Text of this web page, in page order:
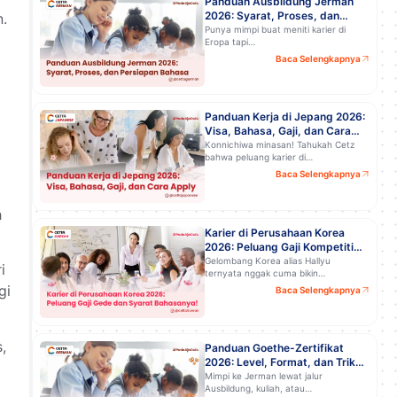
2026: Syarat, Proses, dan
Persiapan Bahasa Biar Lolos!
Punya mimpi buat meniti karier di
Eropa tapi…
Baca Selengkapnya
Panduan Kerja di Jepang 2026:
Visa, Bahasa, Gaji, dan Cara
Apply
Konnichiwa minasan! Tahukah Cetz
bahwa peluang karier di…
Baca Selengkapnya
Karier di Perusahaan Korea
2026: Peluang Gaji Kompetitif
dan Syarat Bahasanya!
Gelombang Korea alias Hallyu
ternyata nggak cuma bikin…
Baca Selengkapnya
Panduan Goethe-Zertifikat
2026: Level, Format, dan Trik
Lulus Ujiannya!
Mimpi ke Jerman lewat jalur
Ausbildung, kuliah, atau…